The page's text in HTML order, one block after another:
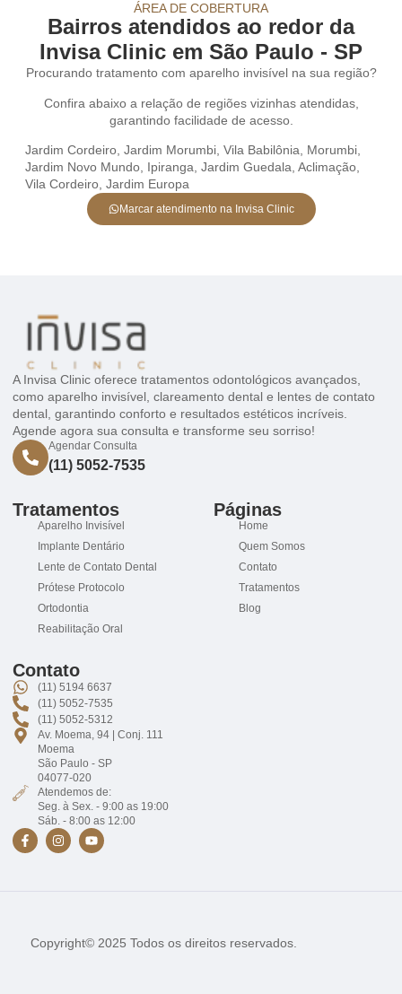
ÁREA DE COBERTURA
Bairros atendidos ao redor da
Invisa Clinic em São Paulo - SP
Procurando tratamento com aparelho invisível na sua região?
Confira abaixo a relação de regiões vizinhas atendidas,
garantindo facilidade de acesso.
Jardim Cordeiro Jardim Morumbi Vila Babilônia Morumbi
Jardim Novo Mundo Ipiranga Jardim Guedala Aclimação
Vila Cordeiro Jardim Europa
Marcar atendimento na Invisa Clinic
A Invisa Clinic oferece tratamentos odontológicos avançados,
como aparelho invisível, clareamento dental e lentes de contato
dental, garantindo conforto e resultados estéticos incríveis.
Agende agora sua consulta e transforme seu sorriso!
Agendar Consulta
(11) 5052-7535
Tratamentos
Aparelho Invisível
Implante Dentário
Lente de Contato Dental
Prótese Protocolo
Ortodontia
Reabilitação Oral
Páginas
Home
Quem Somos
Contato
Tratamentos
Blog
Contato
(11) 5194 6637
(11) 5052-7535
(11) 5052-5312
Av. Moema, 94 | Conj. 111
Moema
São Paulo - SP
04077-020
Atendemos de:
Seg. à Sex. - 9:00 as 19:00
Sáb. - 8:00 as 12:00
Copyright© 2025 Todos os direitos reservados.